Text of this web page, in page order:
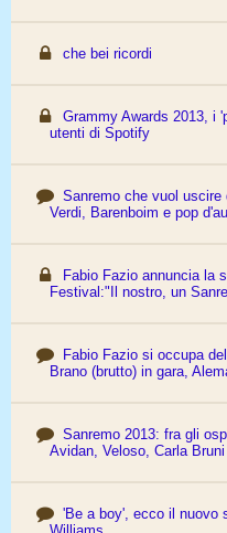
che bei ricordi
Grammy Awards 2013, i
utenti di Spotify
Sanremo che vuol uscire
Verdi, Barenboim e pop
Fabio Fazio annuncia la
Festival:"Il nostro, un
Fabio Fazio si occupa
Brano (brutto) in gara,
Sanremo 2013: fra gli
Avidan, Veloso, Carla Bruni
'Be a boy', ecco il nuovo